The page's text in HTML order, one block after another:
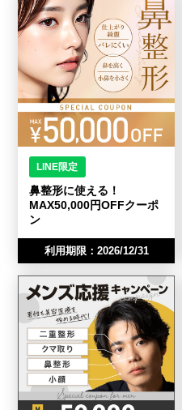
LINE限定
鼻整形に使える！
MAX50,000円OFFクーポ
ン
利用期限：2026/12/31